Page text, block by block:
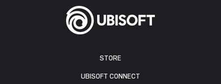
STORE
UBISOFT CONNECT